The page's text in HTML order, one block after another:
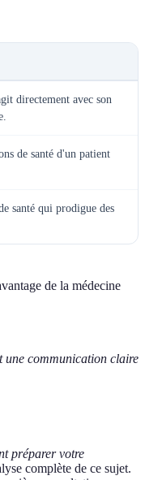
directement avec son
de santé d'un patient
santé qui prodigue des
de la médecine
une communication claire
préparer votre
complète de ce sujet.